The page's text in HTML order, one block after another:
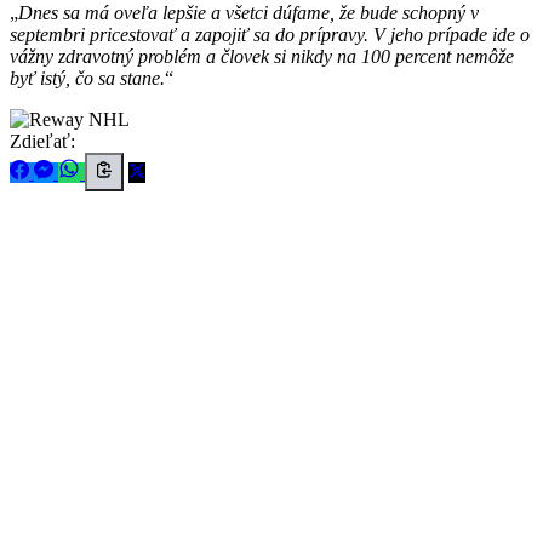
Dnes sa má oveľa lepšie a všetci dúfame, že bude schopný v
septembri pricestovať a zapojiť sa do prípravy. V jeho prípade ide o
vážny zdravotný problém a človek si nikdy na 100 percent nemôže
byť istý, čo sa stane.
Zdieľať: